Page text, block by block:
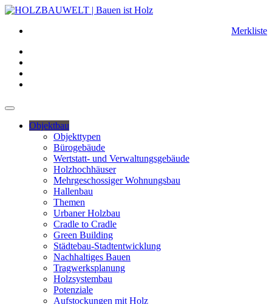
Merkliste
Objektbau
Objekttypen
Bürogebäude
Wertstatt- und Verwaltungsgebäude
Holzhochhäuser
Mehrgeschossiger Wohnungsbau
Hallenbau
Themen
Urbaner Holzbau
Cradle to Cradle
Green Building
Städtebau-Stadtentwicklung
Nachhaltiges Bauen
Tragwerksplanung
Holzsystembau
Potenziale
Aufstockungen mit Holz